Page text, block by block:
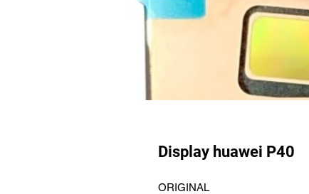
Display huawei P40
ORIGINAL